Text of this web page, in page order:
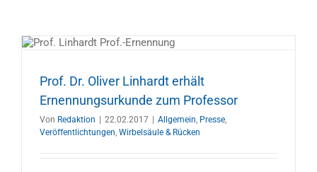
Prof. Dr. Oliver Linhardt erhält
Ernennungsurkunde zum Professor
Von Redaktion 22.02.2017 Allgemein, Presse,
Veröffentlichtungen, Wirbelsäule & Rücken